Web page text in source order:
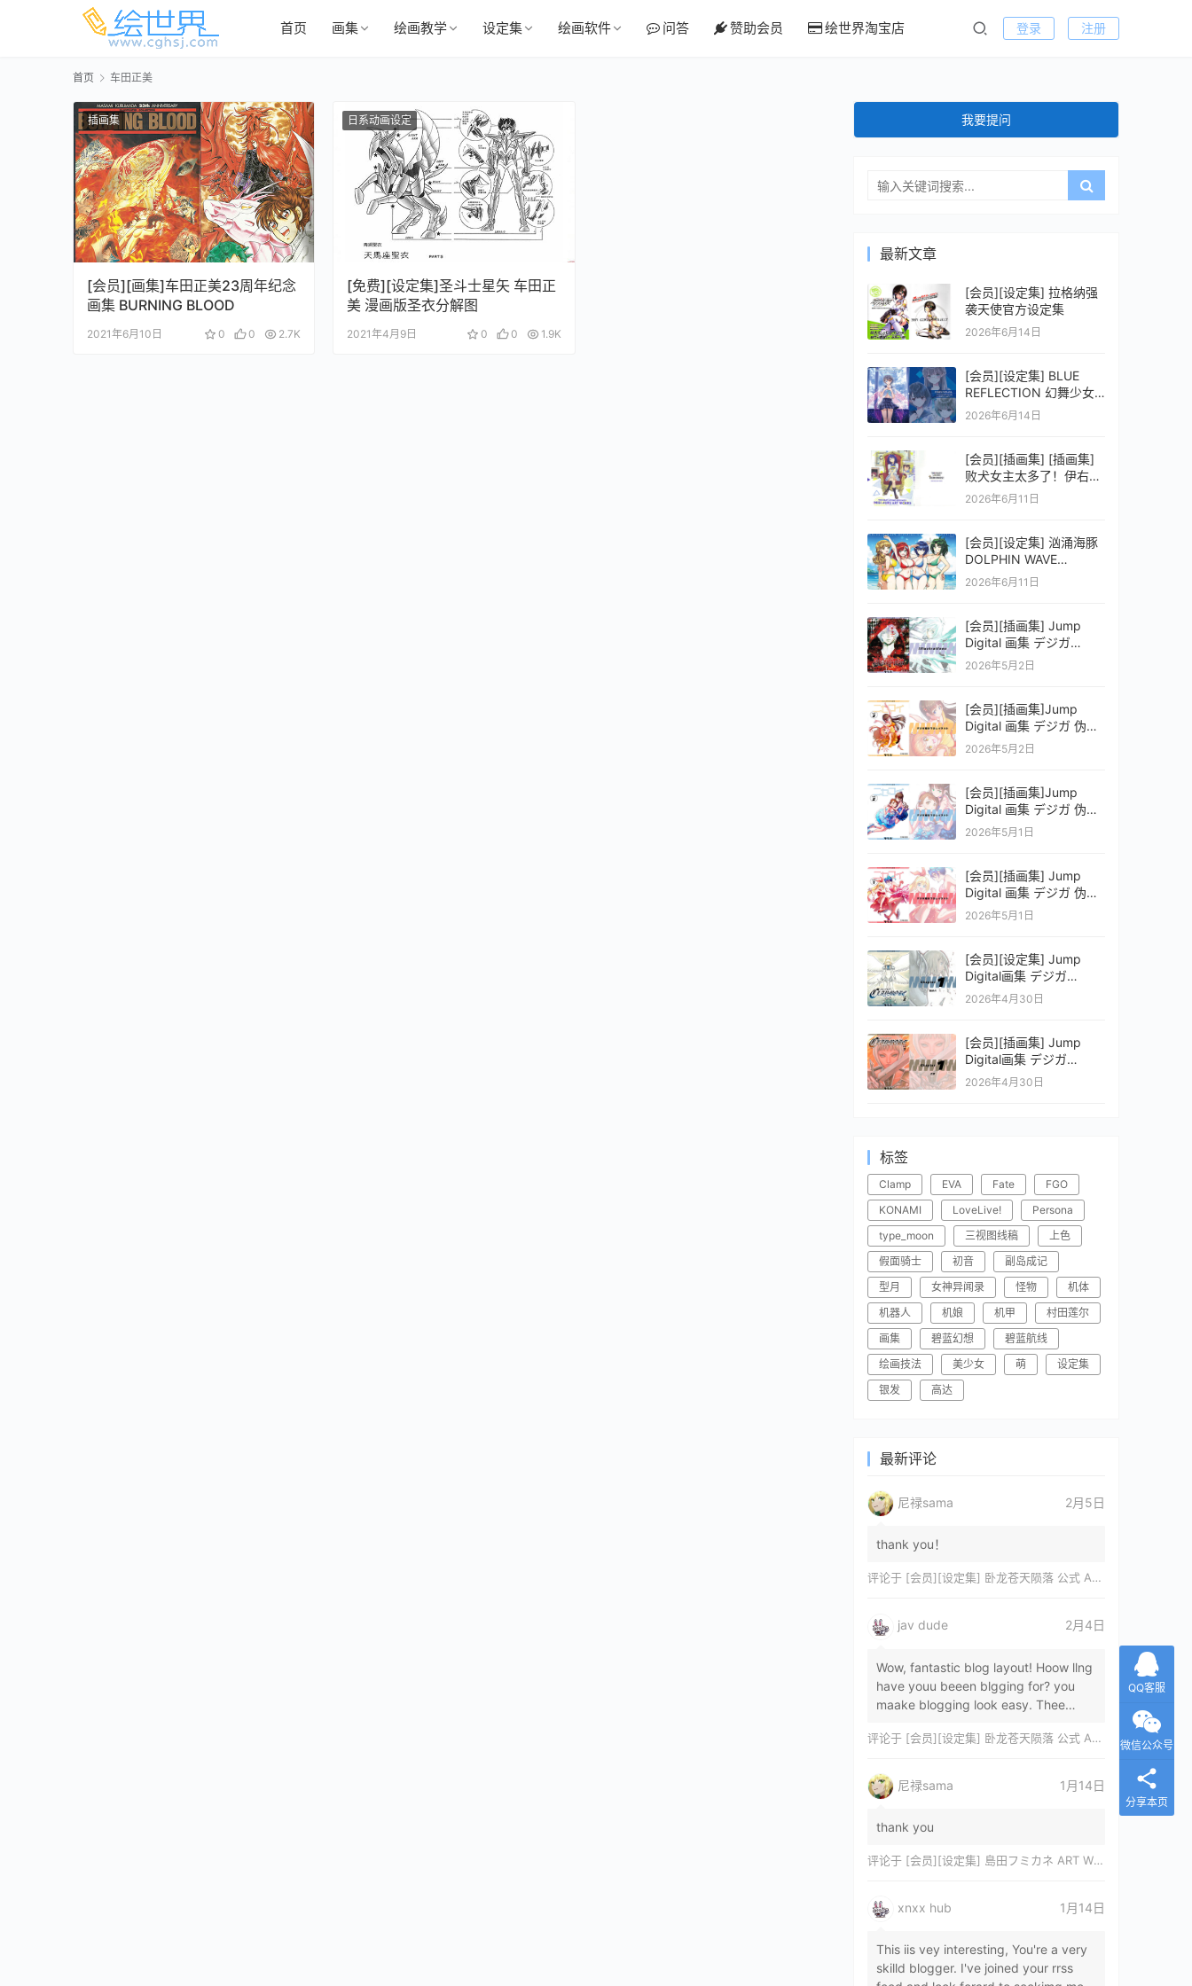
首页 画集 绘画教学 设定集 绘画软件 问答 赞助会员 绘世界淘宝店 登录 注册
首页 车田正美
插画集
[会员][画集]车田正美23周年纪念
画集 BURNING BLOOD
2021年6月10日 0 0 2.7K
日系动画设定
[免费][设定集]圣斗士星矢 车田正
美 漫画版圣衣分解图
2021年4月9日 0 0 1.9K
我要提问
最新文章
[会员][设定集] 拉格纳强
袭天使官方设定集
2026年6月14日
[会员][设定集] BLUE
REFLECTION 幻舞少女
之剑公式ビジュアルコレ
2026年6月14日
[会员][插画集] [插画集]
败犬女主太多了！伊右群
ARTWORKS
2026年6月11日
[会员][设定集] 汹涌海豚
DOLPHIN WAVE
OFFICIAL VISUAL
2026年6月11日
[会员][插画集] Jump
Digital 画集 デジガ
D.Gray-man
2026年5月2日
[会员][插画集]Jump
Digital 画集 デジガ 伪恋
ニセコイ 3
2026年5月2日
[会员][插画集]Jump
Digital 画集 デジガ 伪恋
ニセコイ 2
2026年5月1日
[会员][插画集] Jump
Digital 画集 デジガ 伪恋
ニセコイ 1
2026年5月1日
[会员][设定集] Jump
Digital画集 デジガ
CLAYMORE 2
2026年4月30日
[会员][插画集] Jump
Digital画集 デジガ
CLAYMORE 1
2026年4月30日
标签
Clamp EVA Fate
FGO
KONAMI
LoveLive!
Persona
type_moon
三视图线稿
上色
假面骑士
初音
副岛成记
型月
女神异闻录 怪物
机体
机器人
机娘 机甲
村田莲尔
画集
碧蓝幻想
碧蓝航线
绘画技法
美少女 萌
设定集
银发
高达
最新评论
尼禄sama 2月5日
thank you！
评论于 [会员][设定集] 卧龙苍天陨落 公式 ARTWORKS[DL]
jav dude 2月4日
Wow, fantastic blog layout! Hoow llng
have youu beeen blgging for? you
maake blogging look easy. Thee
magnificent, let…
评论于 [会员][设定集] 卧龙苍天陨落 公式 ARTWORKS[DL]
尼禄sama 1月14日
thank you
评论于 [会员][设定集] 島田フミカネ ART WORKS EXTRA Luminous Witches[DL]
xnxx hub 1月14日
This iis vey interesting, You're a very
skilld blogger. I've joined your rrss
QQ客服
微信公众号
分享本页